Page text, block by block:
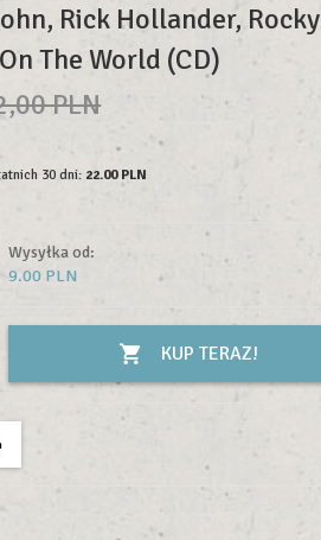
Rick Hollander, Rocky
The World (CD)
PLN
30 dni: 22.00 PLN
Wysyłka od:
9.00 PLN
KUP TERAZ!